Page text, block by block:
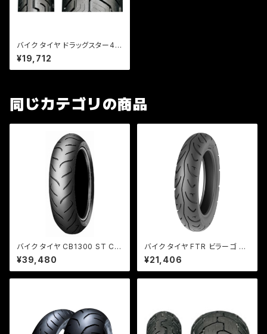
バイク タイヤ ドラッグスター40
0 クラシック フロント用 / Kabu
ki D404F 130/90-16F67S
WT
¥19,712
同じカテゴリの商品
バイク タイヤ CB1300 ST CB
R600RR YZF-R6 / DUNLOP
（ダンロップ）/ROADSMARTII
[ 180/55ZR17] R 73W TL
¥39,480
バイク タイヤ FTR ビラーゴ TI
MSUN / ストリートハイグリップ
TS689F 100/90-19 F 57S
TL
¥21,406